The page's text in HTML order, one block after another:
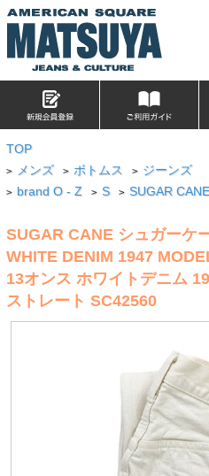
TOP
> メンズ > ボトムス > ジーンズ
> brand O - Z > S > SUGAR
SUGAR CANE シュガーケ
WHITE DENIM 1947
13オンス ホワイトデニム
ストレート SC42560